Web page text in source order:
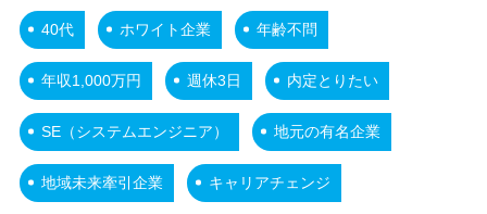
40代 ホワイト企業 年齢不問
年収1,000万円 週休3日 内定とりたい
SE（システムエンジニア） 地元の有名企業
地域未来牽引企業 キャリアチェンジ